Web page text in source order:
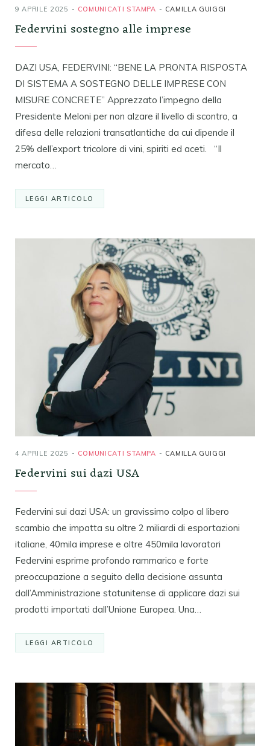
9 APRILE 2025 COMUNICATI STAMPA CAMILLA GUIGGI
Federvini sostegno alle imprese
DAZI USA, FEDERVINI: “BENE LA PRONTA RISPOSTA
DI SISTEMA A SOSTEGNO DELLE IMPRESE CON
MISURE CONCRETE” Apprezzato l’impegno della
Presidente Meloni per non alzare il livello di scontro, a
difesa delle relazioni transatlantiche da cui dipende il
25% dell’export tricolore di vini, spiriti ed aceti. “Il
mercato…
LEGGI ARTICOLO
4 APRILE 2025 COMUNICATI STAMPA CAMILLA GUIGGI
Federvini sui dazi USA
Federvini sui dazi USA: un gravissimo colpo al libero
scambio che impatta su oltre 2 miliardi di esportazioni
italiane, 40mila imprese e oltre 450mila lavoratori
Federvini esprime profondo rammarico e forte
preoccupazione a seguito della decisione assunta
dall’Amministrazione statunitense di applicare dazi sui
prodotti importati dall’Unione Europea. Una…
LEGGI ARTICOLO